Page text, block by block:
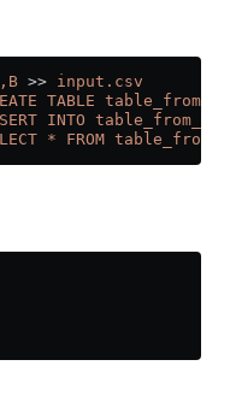
>> input.csv
TABLE
INTO
* FROM